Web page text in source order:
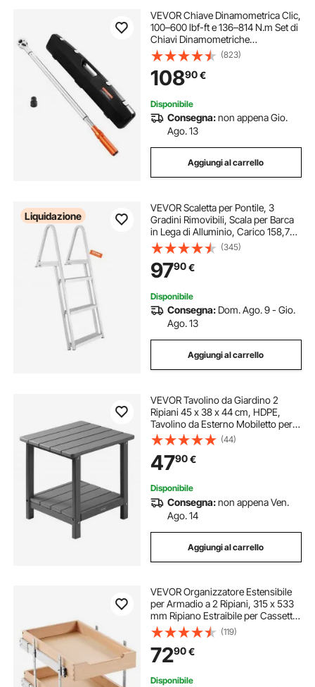
VEVOR Chiave Dinamometrica Clic,
100–600 lbf-ft e 136–814 N.m Set di
Chiavi Dinamometriche
Bidirezionali con Scale a Doppia
Gamma, 48 Denti, Acciaio Legato,
per Riparazione di Automobili
(823)
10890€
Disponibile
Consegna:non appena Gio.
Ago. 13
Aggiungi al carrello
Liquidazione
VEVOR Scaletta per Pontile, 3
Gradini Rimovibili, Scala per Barca
in Lega di Alluminio, Carico 158,7
kg con Gradino Antiscivolo, Facile
da Installare per Barca, Lago,
Piscina, Imbarco Marittimo
(345)
9790€
Disponibile
Consegna: Dom. Ago. 9 - Gio.
Ago. 13
Aggiungi al carrello
VEVOR Tavolino da Giardino 2
Ripiani 45 x 38 x 44 cm, HDPE,
Tavolino da Esterno Mobiletto per
Cortile per Bordo piscina, Spiaggia,
Veranda, Balcone, Interno, Grigio
(44)
4790€
Disponibile
Consegna:non appena Ven.
Ago. 14
Aggiungi al carrello
VEVOR Organizzatore Estensibile
per Armadio a 2 Ripiani, 315 x 533
mm Ripiano Estraibile per Cassetto
con Meccanismo di Chiusura
Ammortizzata, Organizzatore per
Armadietto Base Regolabile per
Cucina
(119)
7290€
Disponibile